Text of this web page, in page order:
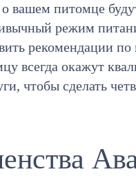
вашем питомце
режим
рекомендации
всегда окажут
чтобы сделать